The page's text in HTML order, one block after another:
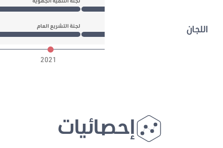
اللجان
العام لجنة التشريع العام
2021
إحصائيات